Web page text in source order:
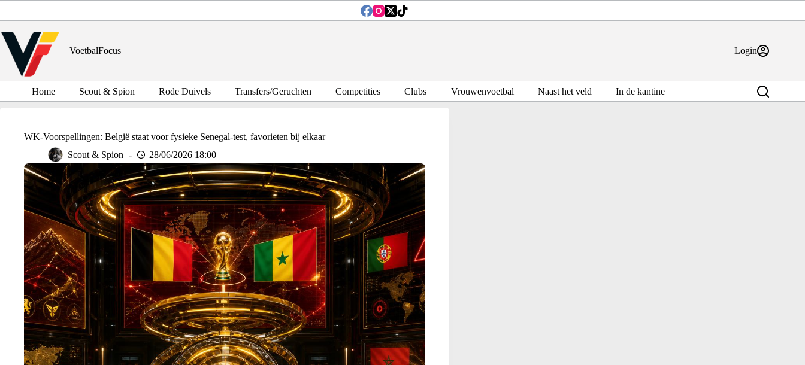
inhoud
VoetbalFocus
Login
Home Scout & Spion Rode Duivels Transfers/Geruchten Competities Clubs Vrouwenvoetbal Naast het veld In de kantine
WK-Voorspellingen: België staat voor fysieke Senegal-test, favorieten bij elkaar
Scout & Spion
28/06/2026 18:00